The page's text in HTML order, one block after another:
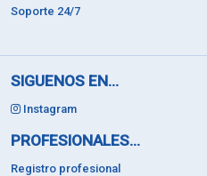
Soporte 24/7
SIGUENOS EN...
Instagram
PROFESIONALES...
Registro profesional